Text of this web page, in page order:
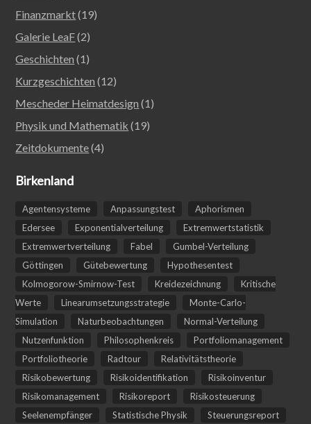
Finanzmarkt(19)
Galerie LeaF(2)
Geschichten (1)
Kurzgeschichten (12)
Mescheder Heimatdesign (1)
Physik und Mathematik (19)
Zeitdokumente(4)
Birkenland
Agentensysteme Anpassungstest
Aphorismen
Edersee
Exponentialverteilung
Extremwertstatistik
Extremwertverteilung
Fabel
Gumbel-Verteilung
Göttingen
Gütebewertung
Hypothesentest
Kolmogorow-Smirnow-Test
Kreidezeichnung
Kritische
Werte
Linearumsetzungsstrategie
Monte-Carlo-
Simulation
Naturbeobachtungen
Normal-Verteilung
Nutzenfunktion
Philosophenkreis
Portfoliomanagement
Portfoliotheorie
Radtour
Relativitätstheorie
Risikobewertung
Risikoidentifikation
Risikoinventur
Risikomanagement
Risikoreport
Risikosteuerung
Seelenempfänger
Statistische Physik Steuerungsreport